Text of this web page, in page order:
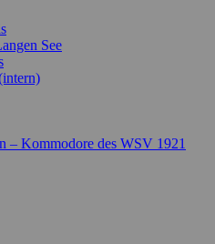
See
– Kommodore des WSV 1921